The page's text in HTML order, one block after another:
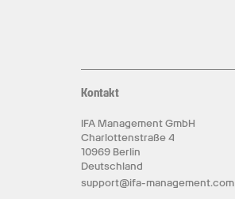
Kontakt
IFA Management GmbH
Charlottenstraße 4
10969 Berlin
Deutschland
support@ifa-management.com